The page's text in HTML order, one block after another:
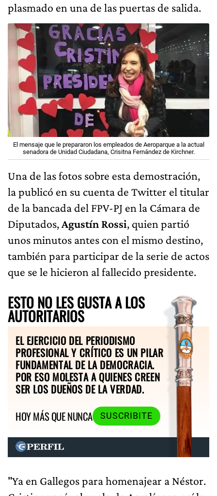
plasmado en una de las puertas de salida.
El mensaje que le prepararon los empleados de Aeroparque a la actual
senadora de Unidad Ciudadana, Crisitna Fernández de Kirchner.
Una de las fotos sobre esta demostración,
la publicó en su cuenta de Twitter el titular
de la bancada del FPV-PJ en la Cámara de
Diputados,Agustín Rossi, quien partió
unos minutos antes con el mismo destino,
también para participar de la serie de actos
que se le hicieron al fallecido presidente.
ESTO NO LES GUSTA A LOS
AUTORITARIOS
EL EJERCICIO DEL PERIODISMO
PROFESIONAL Y CRÍTICO ES UN PILAR
FUNDAMENTAL DE LA DEMOCRACIA.
POR ESO MOLESTA A QUIENES CREEN
SER LOS DUEÑOS DE LA VERDAD.
HOY MÁS QUE NUNCA
SUSCRIBITE
"Ya en Gallegos para homenajear a Néstor.